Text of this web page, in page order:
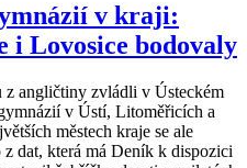
v kraji:
i Lovosice bodovaly
z angličtiny zvládli v Ústeckém
v Ústí, Litoměřicích a
městech kraje se ale
dat, která má Deník k dispozici